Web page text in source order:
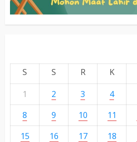
S S R K
1
2 3 4
8
9 10 11
15
16 17 18